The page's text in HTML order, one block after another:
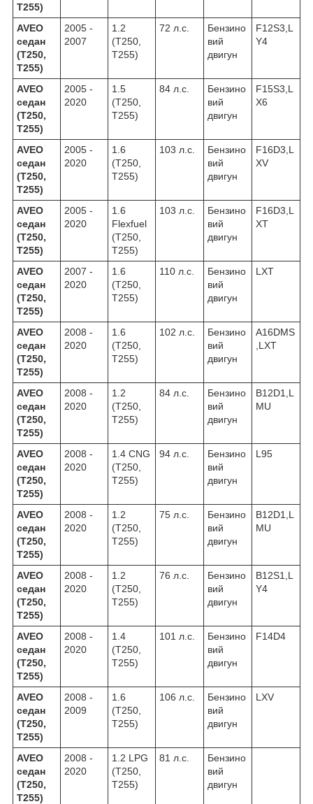
T255)
AVEO
седан
(T250,
T255)
2005 -
2007
1.2
(T250,
T255)
72 л.с.
Бензино
вий
двигун
F12S3,L
Y4
AVEO
седан
(T250,
T255)
2005 -
2020
1.5
(T250,
T255)
84 л.с.
Бензино
вий
двигун
F15S3,L
X6
AVEO
седан
(T250,
T255)
2005 -
2020
1.6
(T250,
T255)
103 л.с.
Бензино
вий
двигун
F16D3,L
XV
AVEO
седан
(T250,
T255)
2005 -
2020
1.6
Flexfuel
(T250,
T255)
103 л.с.
Бензино
вий
двигун
F16D3,L
XT
AVEO
седан
(T250,
T255)
2007 -
2020
1.6
(T250,
T255)
110 л.с.
Бензино
вий
двигун
LXT
AVEO
седан
(T250,
T255)
2008 -
2020
1.6
(T250,
T255)
102 л.с.
Бензино
вий
двигун
A16DMS
,LXT
AVEO
седан
(T250,
T255)
2008 -
2020
1.2
(T250,
T255)
84 л.с.
Бензино
вий
двигун
B12D1,L
MU
AVEO
седан
(T250,
T255)
2008 -
2020
1.4 CNG
(T250,
T255)
94 л.с.
Бензино
вий
двигун
L95
AVEO
седан
(T250,
T255)
2008 -
2020
1.2
(T250,
T255)
75 л.с.
Бензино
вий
двигун
B12D1,L
MU
AVEO
седан
(T250,
T255)
2008 -
2020
1.2
(T250,
T255)
76 л.с.
Бензино
вий
двигун
B12S1,L
Y4
AVEO
седан
(T250,
T255)
2008 -
2020
1.4
(T250,
T255)
101 л.с.
Бензино
вий
двигун
F14D4
AVEO
седан
(T250,
T255)
2008 -
2009
1.6
(T250,
T255)
106 л.с.
Бензино
вий
двигун
LXV
AVEO
седан
(T250,
T255)
2008 -
2020
1.2 LPG
(T250,
T255)
81 л.с.
Бензино
вий
двигун